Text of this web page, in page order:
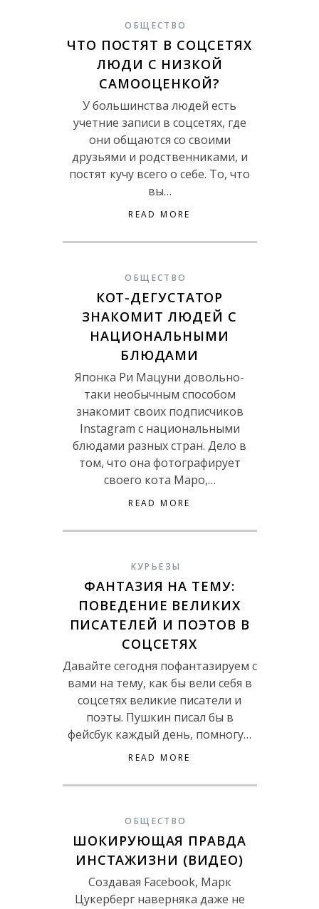
ОБЩЕСТВО
ЧТО ПОСТЯТ В СОЦСЕТЯХ
ЛЮДИ С НИЗКОЙ
САМООЦЕНКОЙ?
У большинства людей есть
учетние записи в соцсетях, где
они общаются со своими
друзьями и родственниками, и
постят кучу всего о себе. То, что
вы…
READ MORE
ОБЩЕСТВО
КОТ-ДЕГУСТАТОР
ЗНАКОМИТ ЛЮДЕЙ С
НАЦИОНАЛЬНЫМИ
БЛЮДАМИ
Японка Ри Мацуни довольно-
таки необычным способом
знакомит своих подписчиков
Instagram с национальными
блюдами разных стран. Дело в
том, что она фотографирует
своего кота Маро,…
READ MORE
КУРЬЕЗЫ
ФАНТАЗИЯ НА ТЕМУ:
ПОВЕДЕНИЕ ВЕЛИКИХ
ПИСАТЕЛЕЙ И ПОЭТОВ В
СОЦСЕТЯХ
Давайте сегодня пофантазируем с
вами на тему, как бы вели себя в
соцсетях великие писатели и
поэты. Пушкин писал бы в
фейсбук каждый день, помногу…
READ MORE
ОБЩЕСТВО
ШОКИРУЮЩАЯ ПРАВДА
ИНСТАЖИЗНИ (ВИДЕО)
Создавая Facebook, Марк
Цукерберг наверняка даже не